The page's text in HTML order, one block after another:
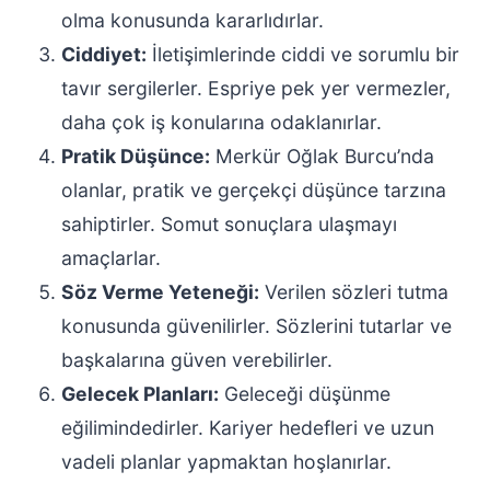
olma konusunda kararlıdırlar.
Ciddiyet: İletişimlerinde ciddi ve sorumlu bir
tavır sergilerler. Espriye pek yer vermezler,
daha çok iş konularına odaklanırlar.
Pratik Düşünce: Merkür Oğlak Burcu’nda
olanlar, pratik ve gerçekçi düşünce tarzına
sahiptirler. Somut sonuçlara ulaşmayı
amaçlarlar.
Söz Verme Yeteneği: Verilen sözleri tutma
konusunda güvenilirler. Sözlerini tutarlar ve
başkalarına güven verebilirler.
Gelecek Planları: Geleceği düşünme
eğilimindedirler. Kariyer hedefleri ve uzun
vadeli planlar yapmaktan hoşlanırlar.